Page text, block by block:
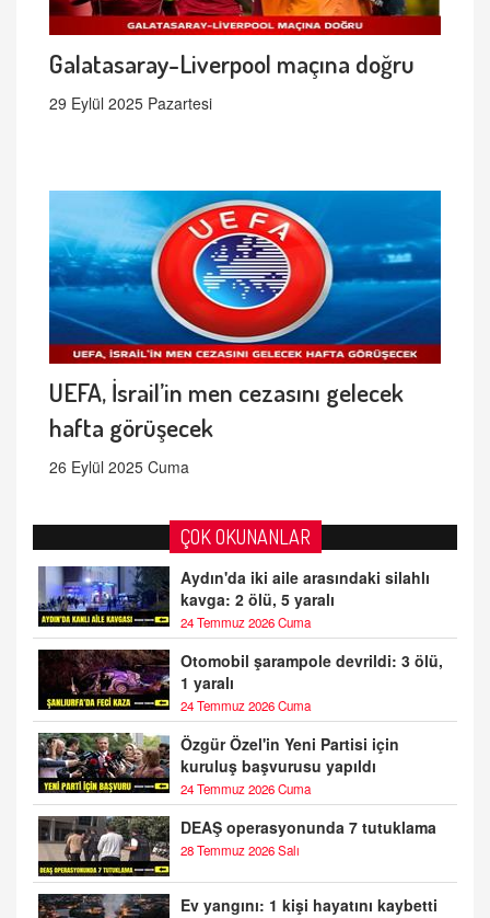
Galatasaray-Liverpool maçına doğru
29 Eylül 2025 Pazartesi
UEFA, İsrail’in men cezasını gelecek
hafta görüşecek
26 Eylül 2025 Cuma
ÇOK OKUNANLAR
Aydın'da iki aile arasındaki silahlı
kavga: 2 ölü, 5 yaralı
24 Temmuz 2026 Cuma
Otomobil şarampole devrildi: 3 ölü,
1 yaralı
24 Temmuz 2026 Cuma
Özgür Özel'in Yeni Partisi için
kuruluş başvurusu yapıldı
24 Temmuz 2026 Cuma
DEAŞ operasyonunda 7 tutuklama
28 Temmuz 2026 Salı
Ev yangını: 1 kişi hayatını kaybetti